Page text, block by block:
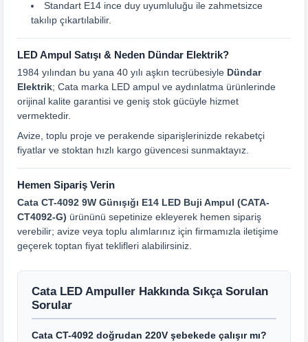
Standart E14 ince duy uyumluluğu ile zahmetsizce
takılıp çıkartılabilir.
LED Ampul Satışı & Neden Dündar Elektrik?
1984 yılından bu yana 40 yılı aşkın tecrübesiyle Dündar
Elektrik; Cata marka LED ampul ve aydınlatma ürünlerinde
orijinal kalite garantisi ve geniş stok gücüyle hizmet
vermektedir.
Avize, toplu proje ve perakende siparişlerinizde rekabetçi
fiyatlar ve stoktan hızlı kargo güvencesi sunmaktayız.
Hemen Sipariş Verin
Cata CT-4092 9W Günışığı E14 LED Buji Ampul (CATA-
CT4092-G) ürününü sepetinize ekleyerek hemen sipariş
verebilir; avize veya toplu alımlarınız için firmamızla iletişime
geçerek toptan fiyat teklifleri alabilirsiniz.
Cata LED Ampuller Hakkında Sıkça Sorulan
Sorular
Cata CT-4092 doğrudan 220V şebekede çalışır mı?